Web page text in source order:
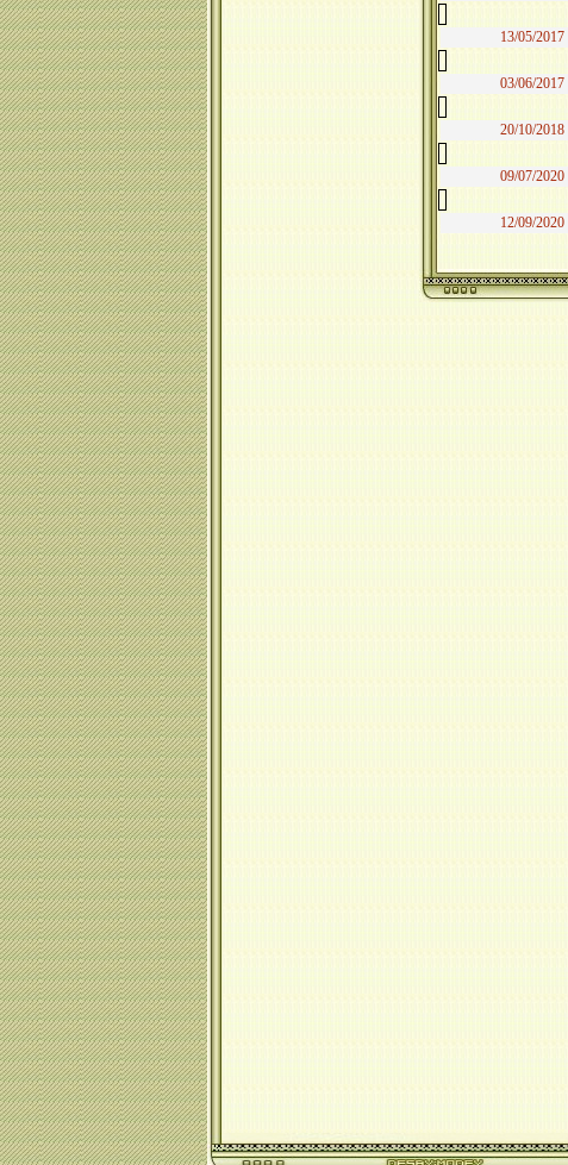
13/05/2017
03/06/2017
20/10/2018
09/07/2020
12/09/2020